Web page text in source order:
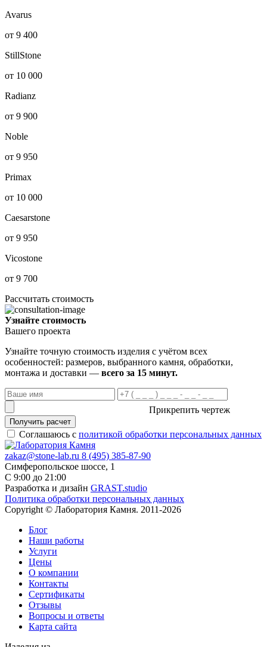
Avarus
от 9 400
StillStone
от 10 000
Radianz
от 9 900
Noble
от 9 950
Primax
от 10 000
Caesarstone
от 9 950
Vicostone
от 9 700
Рассчитать стоимость
Узнайте стоимость
Вашего проекта
Узнайте точную стоимость изделия с учётом всех
особенностей: размеров, выбранного камня, обработки,
монтажа и доставки — всего за 15 минут.
Прикрепить чертеж
Получить расчет
Соглашаюсь с политикой обработки персональных данных
zakaz@stone-lab.ru 8 (495) 385-87-90
Симферопольское шоссе, 1
С 9:00 до 21:00
Разработка и дизайн GRAST.studio
Политика обработки персональных данных
Copyright © Лаборатория Камня. 2011-2026
Блог
Наши работы
Услуги
Цены
О компании
Контакты
Cертификаты
Отзывы
Вопросы и ответы
Карта сайта